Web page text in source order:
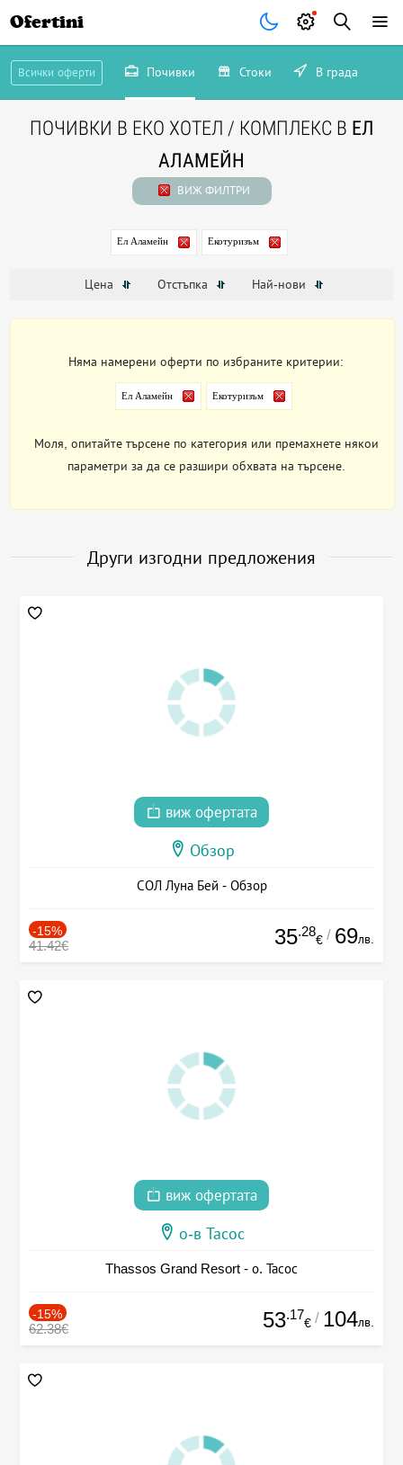
Ofertini
Всички оферти Почивки Стоки В града
ПОЧИВКИ В ЕКО ХОТЕЛ / КОМПЛЕКС В ЕЛ
АЛАМЕЙН
ВИЖ ФИЛТРИ
Ел Аламейн Екотуризъм
Цена Отстъпка Най-нови
Няма намерени оферти по избраните критерии:
Ел Аламейн Екотуризъм
Моля, опитайте търсене по категория или премахнете някои
параметри за да се разшири обхвата на търсене.
Други изгодни предложения
виж офертата
Обзор
СОЛ Луна Бей - Обзор
-15%
41.42€ 35.28
€ / 69лв.
виж офертата
о-в Тасос
Thassos Grand Resort - о. Тасос
-15%
62.38€ 53.17
€ / 104лв.